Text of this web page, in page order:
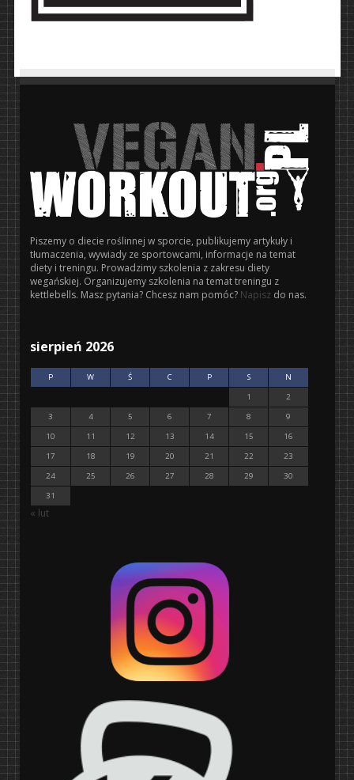
Piszemy o diecie roślinnej w sporcie, publikujemy artykuły i
tłumaczenia, wywiady ze sportowcami, informacje na temat
diety i treningu. Prowadzimy szkolenia z zakresu diety
wegańskiej. Organizujemy szkolenia na temat treningu z
kettlebells. Masz pytania? Chcesz nam pomóc? Napisz do nas.
sierpień 2026
P W Ś C P S
N
1
2
3
4 5 6 7 8
9
10
11 12 13 14 15
16
17
18 19 20 21 22
23
24
25 26 27 28 29
30
31
« lut